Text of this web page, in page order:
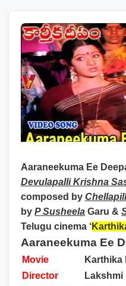
Aaraneekuma Ee
Devulapalli Krishna
composed by
by P Susheela Garu &
Telugu cinema ‘
Aaraneekuma Ee
Movie
Karthika
Director
Lakshmi